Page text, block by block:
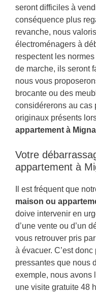
seront difficiles à
conséquence plus
revanche, nous
électroménagers à
respectent les
de marche, ils seront
nous vous
brocante ou des
considérerons au cas
originaux présents
appartement à
Votre
appartement à
Il est fréquent que
maison ou
doive intervenir en
d’une vente ou d’un
vous retrouver pris
à évacuer. C’est
pressantes que nous
exemple, nous avons
une visite gratuite 48